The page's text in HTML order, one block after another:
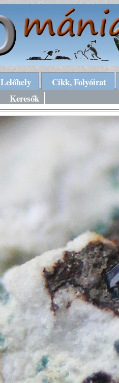
Lelőhely
Cikk, Folyóirat
Keresők